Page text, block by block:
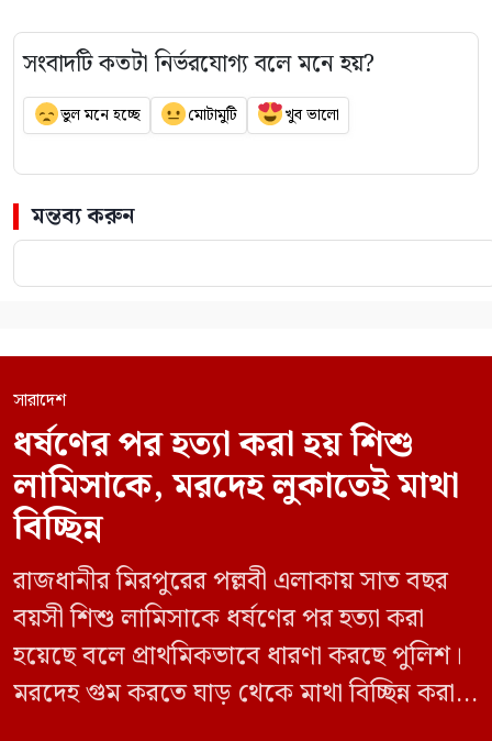
সংবাদটি কতটা নির্ভরযোগ্য বলে মনে হয়?
ভুল মনে হচ্ছে মোটামুটি খুব ভালো
মন্তব্য করুন
সারাদেশ
ধর্ষণের পর হত্যা করা হয় শিশু
লামিসাকে, মরদেহ লুকাতেই মাথা
বিচ্ছিন্ন
রাজধানীর মিরপুরের পল্লবী এলাকায় সাত বছর
বয়সী শিশু লামিসাকে ধর্ষণের পর হত্যা করা
হয়েছে বলে প্রাথমিকভাবে ধারণা করছে পুলিশ।
মরদেহ গুম করতে ঘাড় থেকে মাথা বিচ্ছিন্ন করা